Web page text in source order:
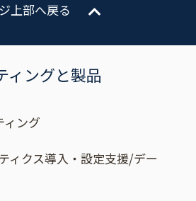
上部へ戻る
ィングと製品
ィング
ィクス導入・設定支援/デー